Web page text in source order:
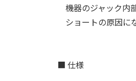
機器のジャック内
ショートの原因に
■ 仕様